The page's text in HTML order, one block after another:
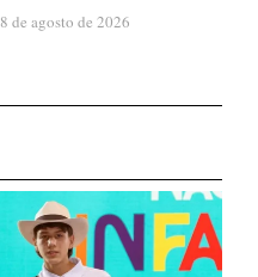
8 de agosto de 2026